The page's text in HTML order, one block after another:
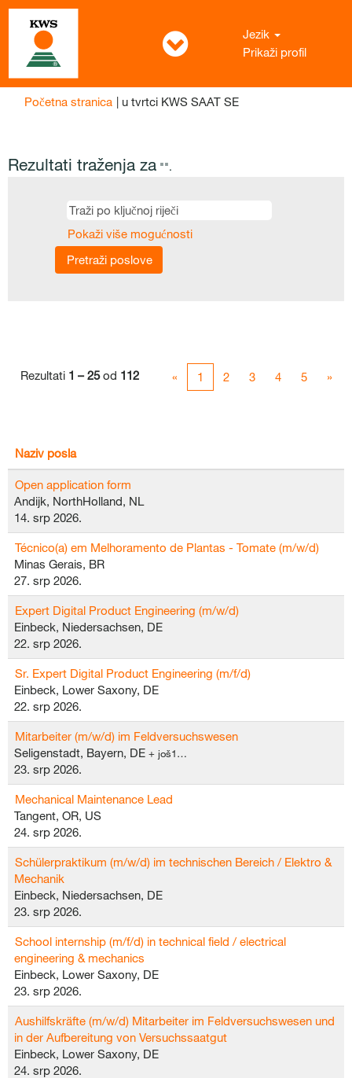
Jezik
Prikaži profil
Početna stranica | u tvrtci KWS SAAT SE(trenutačna
Rezultati traženja za "".
Pokaži više mogućnosti
Rezultati 1 – 25od 112 « 1 2 3 4 5 »
Naziv posla
Open application form
Andijk, NorthHolland, NL
14. srp 2026.
Técnico(a) em Melhoramento de Plantas - Tomate (m/w/d)
Minas Gerais, BR
27. srp 2026.
Expert Digital Product Engineering (m/w/d)
Einbeck, Niedersachsen, DE
22. srp 2026.
Sr. Expert Digital Product Engineering (m/f/d)
Einbeck, Lower Saxony, DE
22. srp 2026.
Mitarbeiter (m/w/d) im Feldversuchswesen
Seligenstadt, Bayern, DE + još1…
23. srp 2026.
Mechanical Maintenance Lead
Tangent, OR, US
24. srp 2026.
Schülerpraktikum (m/w/d) im technischen Bereich / Elektro &
Mechanik
Einbeck, Niedersachsen, DE
23. srp 2026.
School internship (m/f/d) in technical field / electrical
engineering & mechanics
Einbeck, Lower Saxony, DE
23. srp 2026.
Aushilfskräfte (m/w/d) Mitarbeiter im Feldversuchswesen und
in der Aufbereitung von Versuchssaatgut
Einbeck, Lower Saxony, DE
24. srp 2026.